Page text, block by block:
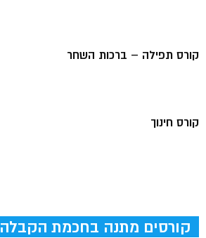
קורס תפילה – ברכות השחר
קורס חינוך
קורסים מתנה בחכמת הקבלה